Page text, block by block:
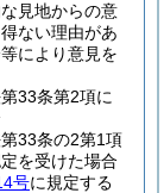
見地からの意
ない理由があ
により意見を
33条第2項に
33条の2第1項
を受けた場合
号に規定する